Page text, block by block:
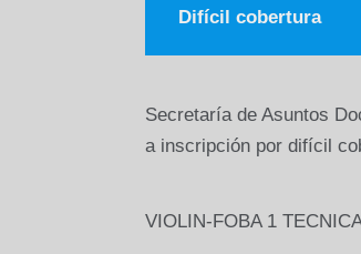
Difícil cobertura
Secretaría de Asuntos
a inscripción por difícil
VIOLIN-FOBA 1